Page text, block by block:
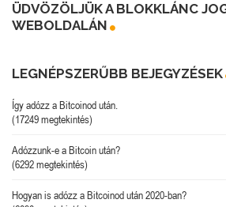
ÜDVÖZÖLJÜK A BLOKKLÁNC
WEBOLDALÁN
LEGNÉPSZERŰBB BEJEGYZÉSEK
Így adózz a Bitcoinod után.
(17249 megtekintés)
Adózzunk-e a Bitcoin után?
(6292 megtekintés)
Hogyan is adózz a Bitcoinod után 2020-ban?